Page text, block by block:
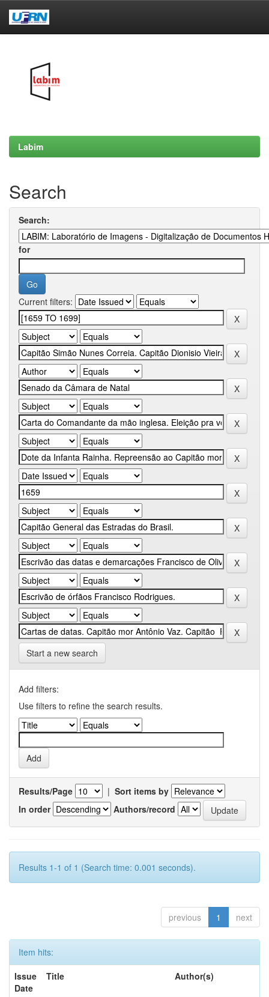
Labim
Search
Search:
for
Current filters:
Start a new search
Add filters:
Use filters to refine the search results.
Results/Page | Sort items by
In order
Authors/record
Results 1-1 of 1 (Search time: 0.001 seconds).
previous 1 next
Item hits:
Issue
Date
Title Author(s)